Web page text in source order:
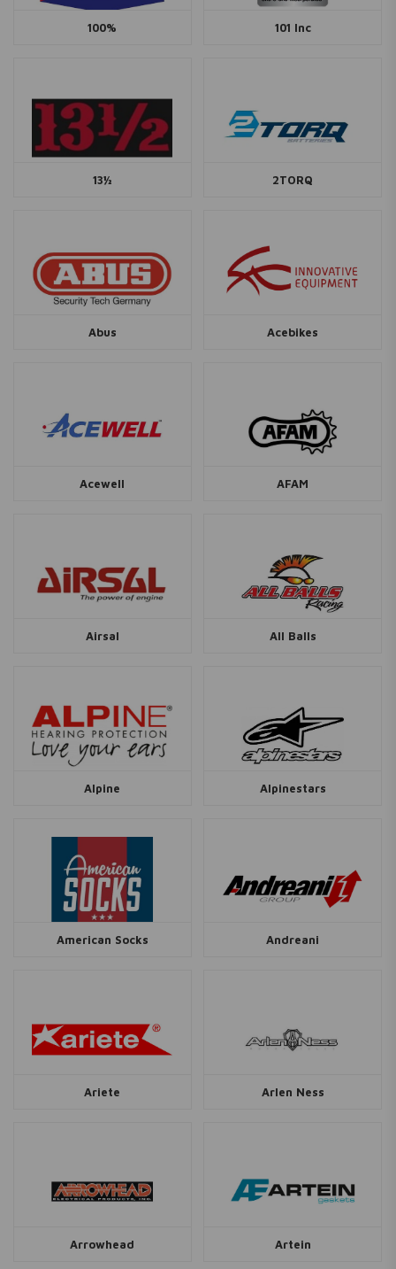
100% 101 Inc
13½ 2TORQ
Abus Acebikes
Acewell AFAM
Airsal All Balls
Alpine Alpinestars
American Socks Andreani
Ariete Arlen Ness
Arrowhead Artein